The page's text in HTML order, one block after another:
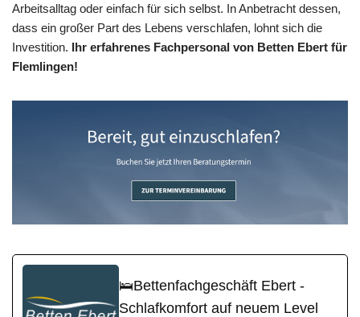
Arbeitsalltag oder einfach für sich selbst. In Anbetracht dessen,
dass ein großer Part des Lebens verschlafen, lohnt sich die
Investition. Ihr erfahrenes Fachpersonal von Betten Ebert für
Flemlingen!
🛌Bettenfachgeschäft Ebert -
Schlafkomfort auf neuem Level